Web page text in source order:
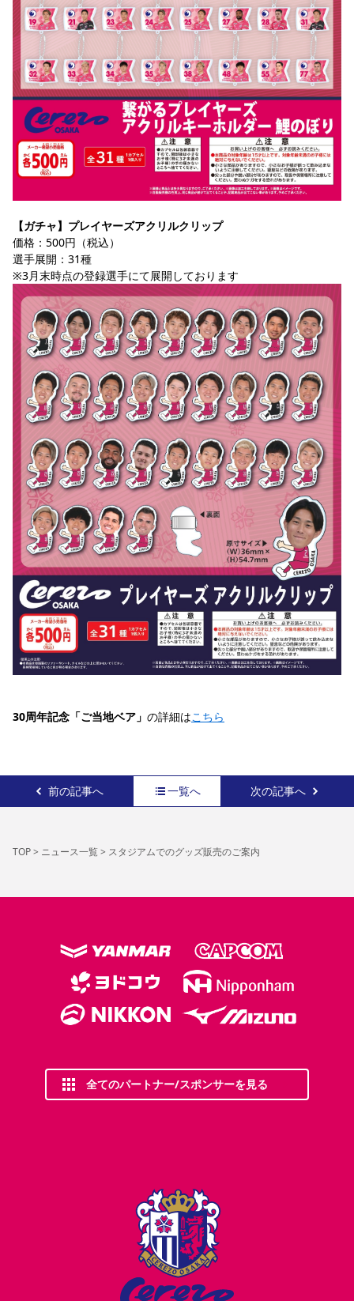
【ガチャ】プレイヤーズアクリルクリップ
価格：500円（税込）
選手展開：31種
※3月末時点の登録選手にて展開しております
30周年記念「ご当地ベア」 の詳細はこちら
前の記事へ 一覧へ 次の記事へ
TOP> ニュース一覧> スタジアムでのグッズ販売のご案内
全てのパートナー/スポンサーを見る